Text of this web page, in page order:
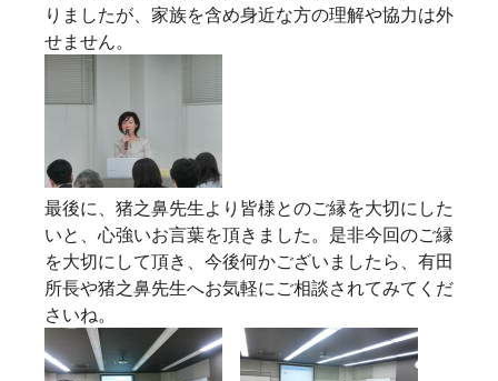
りましたが、家族を含め身近な方の理解や協力は外
せません。
最後に、猪之鼻先生より皆様とのご縁を大切にした
いと、心強いお言葉を頂きました。是非今回のご縁
を大切にして頂き、今後何かございましたら、有田
所長や猪之鼻先生へお気軽にご相談されてみてくだ
さいね。